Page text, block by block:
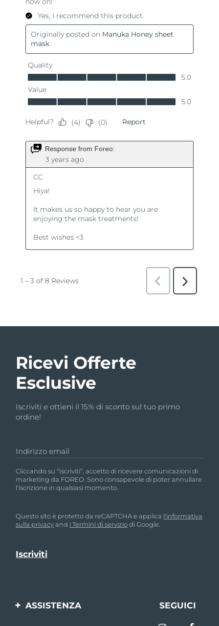
Ricevi Offerte
Esclusive
Iscriviti e ottieni il 15% di sconto sul tuo primo
ordine!
Indirizzo email
Cliccando su “Iscriviti”, accetto di ricevere comunicazioni di
marketing da FOREO. Sono consapevole di poter annullare
l’iscrizione in qualsiasi momento.
Questo sito è protetto da reCAPTCHA e applica l'informativa
sulla privacyand i Termini di serviziodi Google.
ASSISTENZA SEGUICI